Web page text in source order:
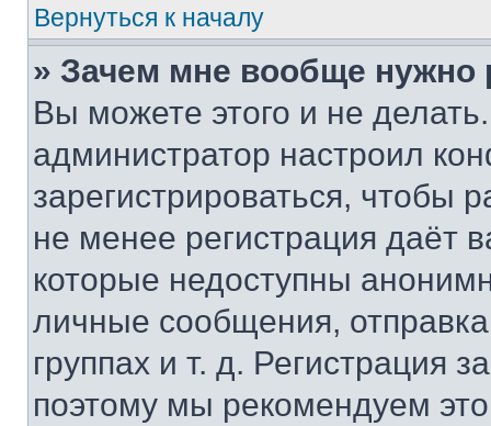
Вернуться к началу
» Зачем мне вообще нужно
Вы можете этого и не
администратор настроил
зарегистрироваться, чтобы
не менее регистрация даёт
которые недоступны
личные сообщения,
группах и т. д. Регистрация
поэтому мы рекомендуем